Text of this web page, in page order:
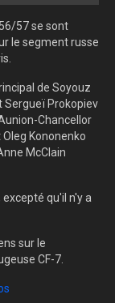
57 se sont
le segment russe
de Soyouz
Sergueï Prokopiev
Chancellor
Kononenko
McClain
excepté qu'il n'y a
sur le
CF-7.